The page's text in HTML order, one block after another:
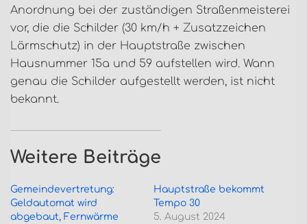
Anordnung bei der zuständigen Straßenmeisterei
vor, die die Schilder (30 km/h + Zusatzzeichen
Lärmschutz) in der Hauptstraße zwischen
Hausnummer 15a und 59 aufstellen wird. Wann
genau die Schilder aufgestellt werden, ist nicht
bekannt.
Weitere Beiträge
Gemeindevertretung:
Geldautomat wird
abgebaut, Fernwärme
Hauptstraße bekommt
Tempo 30
5. August 2024